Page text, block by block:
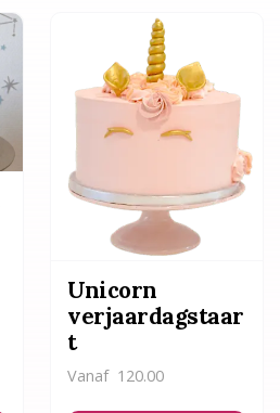
Unicorn
verjaardagstaar
t
Vanaf 120.00